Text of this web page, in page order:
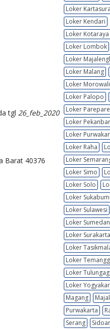
tgl 26_feb_2020
Barat 40376
Loker
Loker Kendari
Loker Kotaraya
Loker Lombok
Loker
Loker Malang
Loker Morowali
Loker Palopo
Loker Parepare
Loker
Loker
Loker Raha
Loker
Loker Simo
Loker Solo
Loker
Loker Sulawesi
Loker
Loker Surakarta
Loker
Loker
Loker
Loker
Magang
Purwakarta
Serang